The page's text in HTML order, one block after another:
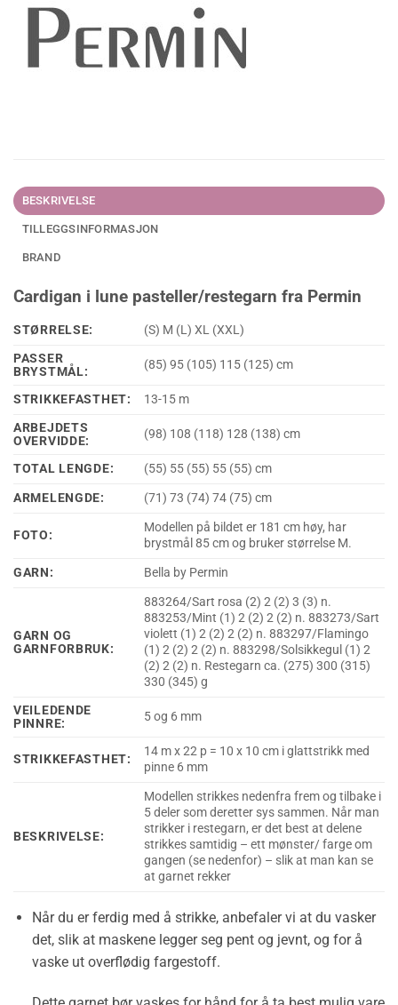
BESKRIVELSE
TILLEGGSINFORMASJON
BRAND
Cardigan i lune pasteller/restegarn fra Permin
STØRRELSE:
(S) M (L) XL (XXL)
PASSER
BRYSTMÅL:
(85) 95 (105) 115 (125) cm
STRIKKEFASTHET:
13-15 m
ARBEJDETS
OVERVIDDE:
(98) 108 (118) 128 (138) cm
TOTAL LENGDE:
(55) 55 (55) 55 (55) cm
ARMELENGDE:
(71) 73 (74) 74 (75) cm
FOTO:
Modellen på bildet er 181 cm høy, har
brystmål 85 cm og bruker størrelse M.
GARN:
Bella by Permin
GARN OG
GARNFORBRUK:
883264/Sart rosa (2) 2 (2) 3 (3) n.
883253/Mint (1) 2 (2) 2 (2) n. 883273/Sart
violett (1) 2 (2) 2 (2) n. 883297/Flamingo
(1) 2 (2) 2 (2) n. 883298/Solsikkegul (1) 2
(2) 2 (2) n. Restegarn ca. (275) 300 (315)
330 (345) g
VEILEDENDE
PINNRE:
5 og 6 mm
STRIKKEFASTHET:
14 m x 22 p = 10 x 10 cm i glattstrikk med
pinne 6 mm
BESKRIVELSE:
Modellen strikkes nedenfra frem og tilbake i
5 deler som deretter sys sammen. Når man
strikker i restegarn, er det best at delene
strikkes samtidig – ett mønster/ farge om
gangen (se nedenfor) – slik at man kan se
at garnet rekker
Når du er ferdig med å strikke, anbefaler vi at du vasker
det, slik at maskene legger seg pent og jevnt, og for å
vaske ut overflødig fargestoff.